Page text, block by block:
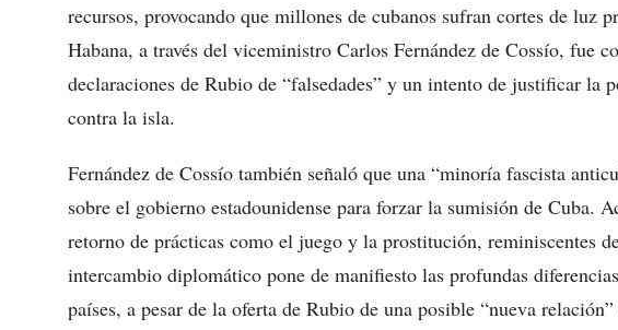
recursos, provocando que millones de cubanos sufran cortes de luz
Habana, a través del viceministro Carlos Fernández de Cossío, fue
declaraciones de Rubio de “falsedades” y un intento de justificar la
contra la isla.
Fernández de Cossío también señaló que una “minoría fascista
sobre el gobierno estadounidense para forzar la sumisión de Cuba.
retorno de prácticas como el juego y la prostitución, reminiscentes
intercambio diplomático pone de manifiesto las profundas
países, a pesar de la oferta de Rubio de una posible “nueva